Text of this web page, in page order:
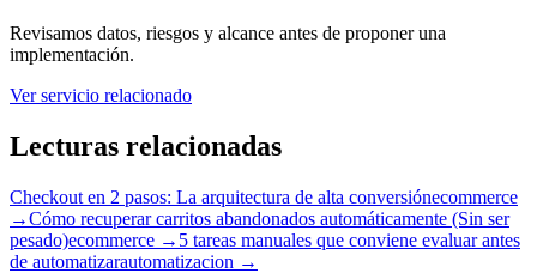
Revisamos datos, riesgos y alcance antes de proponer una
implementación.
Ver servicio relacionado
Lecturas relacionadas
Checkout en 2 pasos: La arquitectura de alta conversiónecommerce
→Cómo recuperar carritos abandonados automáticamente (Sin ser
pesado)ecommerce → 5 tareas manuales que conviene evaluar antes
de automatizarautomatizacion →